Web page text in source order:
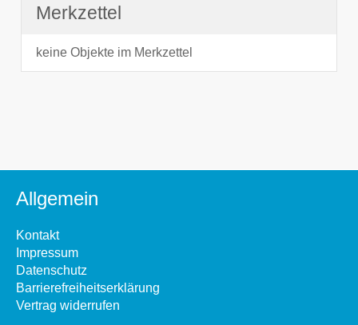
Merkzettel
keine Objekte im Merkzettel
Allgemein
Kontakt
Impressum
Datenschutz
Barrierefreiheitserklärung
Vertrag widerrufen